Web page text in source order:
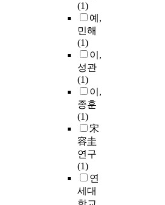
(1)
예,
민해
(1)
이,
성관
(1)
이,
종훈
(1)
宋
容圭
연구
(1)
연
세대